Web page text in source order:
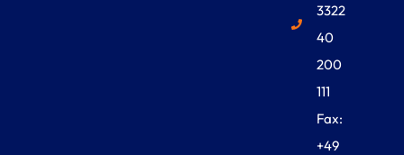
3322
40
200
111
Fax:
+49